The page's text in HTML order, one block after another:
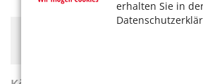
erhalten Sie in
Hier könnte Werbung stehen, mit der